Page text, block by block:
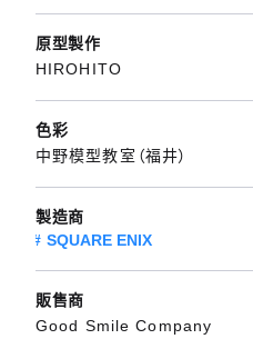
原型製作
HIROHITO
色彩
中野模型教室（福井）
製造商
SQUARE ENIX
販售商
Good Smile Company